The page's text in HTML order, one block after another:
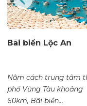
Bãi biển Lộc An
Nằm cách trung tâm
phố Vũng Tàu khoảng
60km, Bãi biển...